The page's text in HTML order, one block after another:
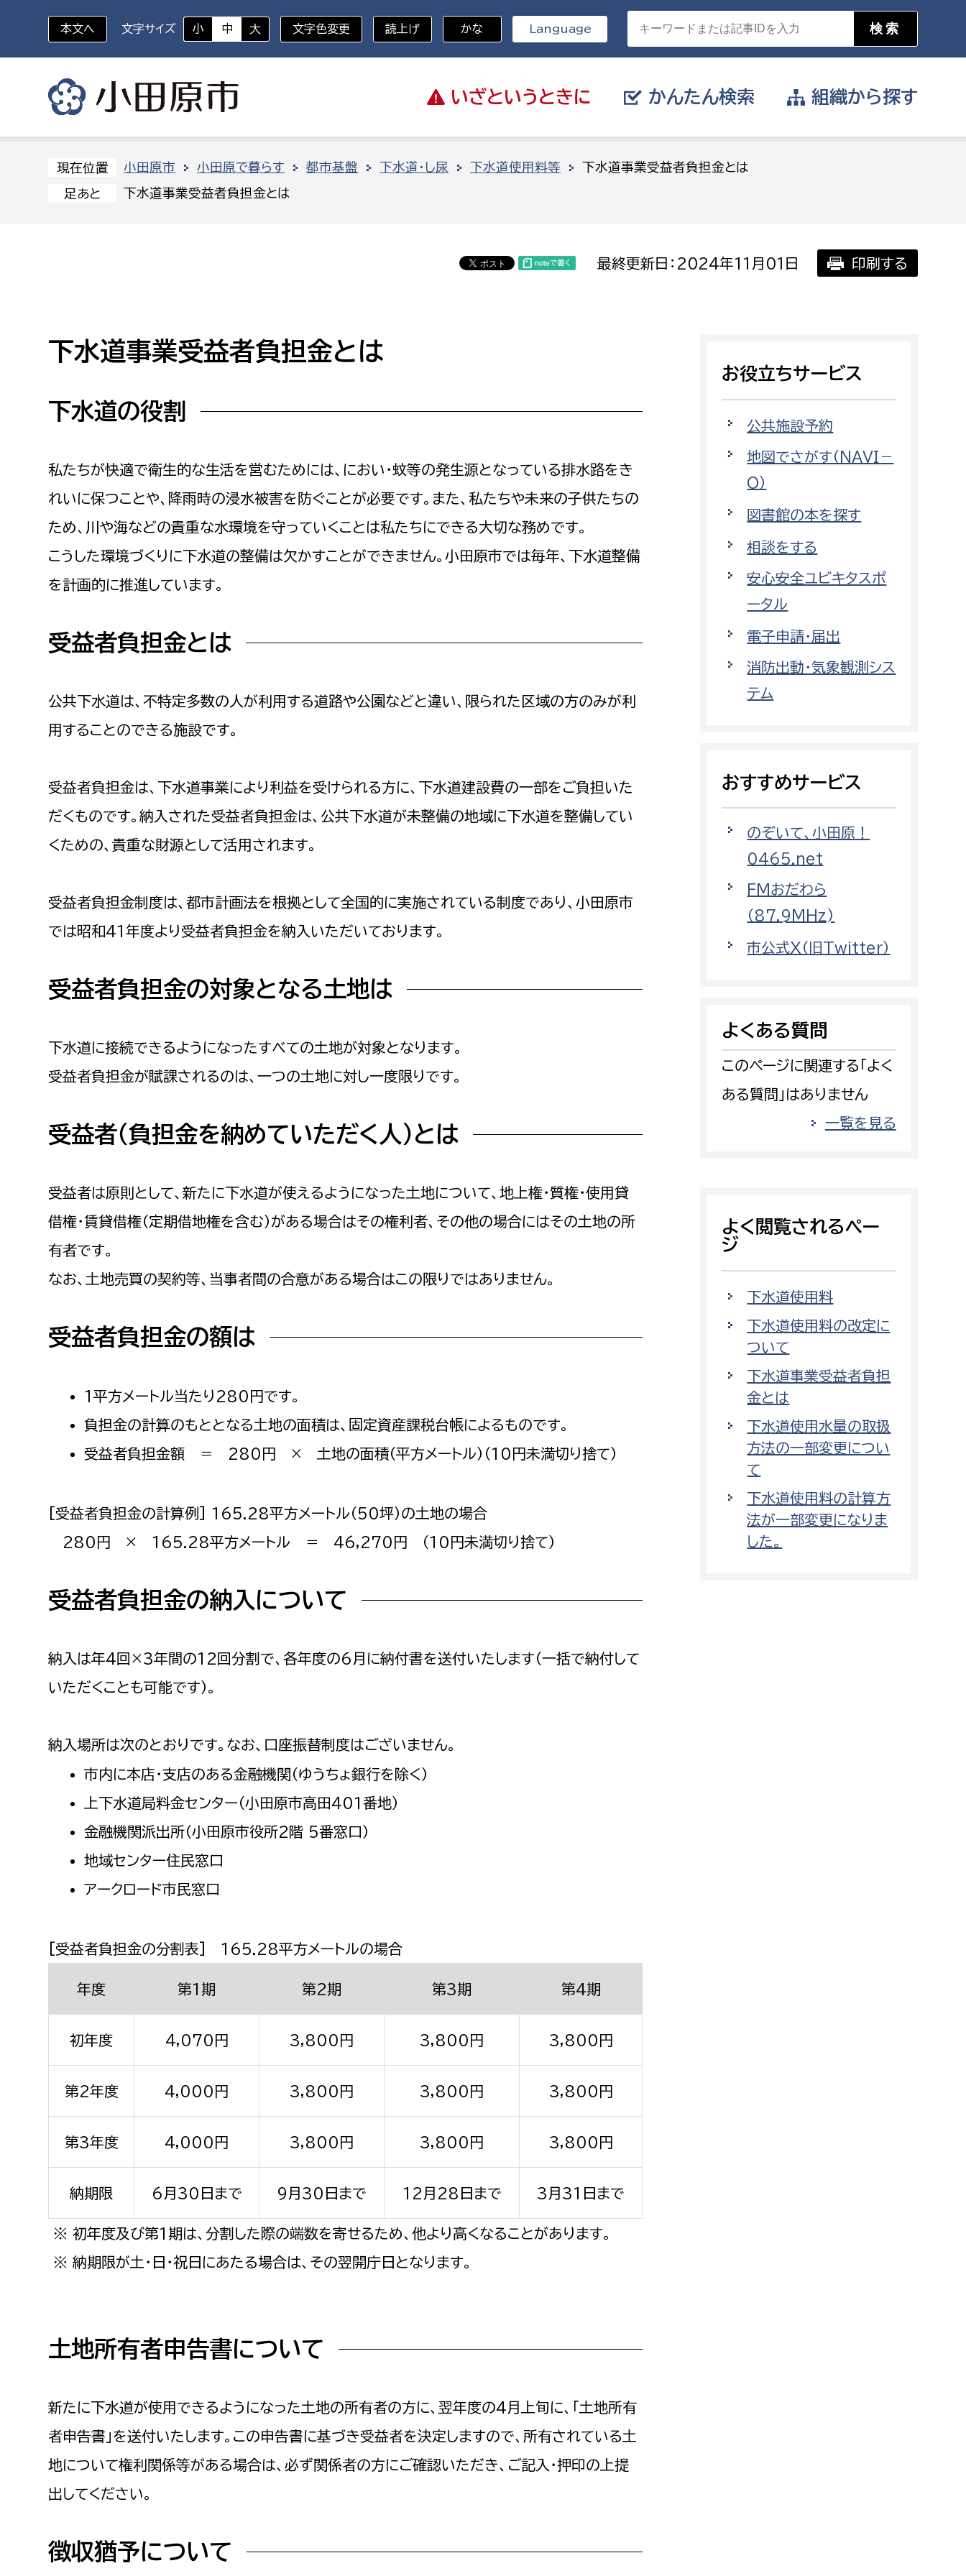
いざと いうときに
いざというときに
かんたん検索
対象者を選択
高校生・大学生など
妊産婦
高齢者
障がい者
傷病者
事業者
労働者
分野を選択
防災・安全
地域経済
都市基盤
文化・生涯学習
目的を選択
届け出や申請をしたい
支払いをしたい
働きたい
小田原のことを知りたい
イベント・講座などに参加したい
まちづくりに関わりたい
組織から探す
組織から探す
部に属さない室 企画部
職員課
市民部
地域政策課
人権・男女共同参画課
戸籍住民課
防災対策課
文化政策課
文化財課
図書館
スポーツ課
環境部
環境政策課
ゼロカーボン推進課
環境保護課
福祉政策課
高齢介護課
障がい福祉課
健康づくり課
保育課
農政課
都市政策課
建設部
建設政策課
土木管理課
道水路整備課
建築課
会計管理者
出納室
市立総合医療センター
病院管理局：施設用度課
消防総務課
予防課
警防計画課
情報司令課
警防第2課
上下水道局
給排水業務課
浄水管理課
教育部
保健給食課
監査事務局
監査事務局
農業委員会事務局 議会総務課
本文へ 文字サイズ 小 中 大 文字色変更 読上げ かな Language
現在位置 小田原市 小田原で暮らす 都市基盤 下水道・し尿 下水道使用料等 下水道事業受益者負担金とは
足あと 下水道事業受益者負担金とは
最終更新日：2024年11月01日 印刷する
下水道事業受益者負担金とは
下水道の役割
私たちが快適で衛生的な生活を営むためには、におい・蚊等の発生源となっている排水路をき
れいに保つことや、降雨時の浸水被害を防ぐことが必要です。また、私たちや未来の子供たちの
ため、川や海などの貴重な水環境を守っていくことは私たちにできる大切な務めです。
こうした環境づくりに下水道の整備は欠かすことができません。小田原市では毎年、下水道整備
を計画的に推進しています。
受益者負担金とは
公共下水道は、不特定多数の人が利用する道路や公園などと違い、限られた区域の方のみが利
用することのできる施設です。
受益者負担金は、下水道事業により利益を受けられる方に、下水道建設費の一部をご負担いた
だくものです。納入された受益者負担金は、公共下水道が未整備の地域に下水道を整備してい
くための、貴重な財源として活用されます。
受益者負担金制度は、都市計画法を根拠として全国的に実施されている制度であり、小田原市
では昭和41年度より受益者負担金を納入いただいております。
受益者負担金の対象となる土地は
下水道に接続できるようになったすべての土地が対象となります。
受益者負担金が賦課されるのは、一つの土地に対し一度限りです。
受益者（負担金を納めていただく人）とは
受益者は原則として、新たに下水道が使えるようになった土地について、地上権・質権・使用貸
借権・賃貸借権（定期借地権を含む）がある場合はその権利者、その他の場合にはその土地の所
有者です。
なお、土地売買の契約等、当事者間の合意がある場合はこの限りではありません。
受益者負担金の額は
1平方メートル当たり280円です。
負担金の計算のもととなる土地の面積は、固定資産課税台帳によるものです。
受益者負担金額 ＝ 280円 × 土地の面積（平方メートル）（10円未満切り捨て）
[受益者負担金の計算例] 165.28平方メートル（50坪）の土地の場合
280円 × 165.28平方メートル ＝ 46,270円 （10円未満切り捨て）
受益者負担金の納入について
納入は年4回×3年間の12回分割で、各年度の6月に納付書を送付いたします（一括で納付して
いただくことも可能です）。
納入場所は次のとおりです。なお、口座振替制度はございません。
市内に本店・支店のある金融機関（ゆうちょ銀行を除く）
上下水道局料金センター（小田原市高田401番地）
金融機関派出所（小田原市役所2階 5番窓口）
地域センター住民窓口
アークロード市民窓口
[受益者負担金の分割表] 165.28平方メートルの場合
年度 第1期 第2期 第3期 第4期
初年度 4,070円 3,800円 3,800円 3,800円
第2年度 4,000円 3,800円 3,800円 3,800円
第3年度 4,000円 3,800円 3,800円 3,800円
納期限 6月30日まで 9月30日まで 12月28日まで 3月31日まで
※ 初年度及び第1期は、分割した際の端数を寄せるため、他より高くなることがあります。
※ 納期限が土・日・祝日にあたる場合は、その翌開庁日となります。
土地所有者申告書について
新たに下水道が使用できるようになった土地の所有者の方に、翌年度の4月上旬に、「土地所有
者申告書」を送付いたします。この申告書に基づき受益者を決定しますので、所有されている土
地について権利関係等がある場合は、必ず関係者の方にご確認いただき、ご記入・押印の上提
出してください。
徴収猶予について
お役立ちサービス
公共施設予約
地図でさがす（NAVI－
O）
図書館の本を探す
相談をする
安心安全ユビキタスポ
ータル
電子申請・届出
消防出動・気象観測シス
テム
おすすめサービス
のぞいて、小田原！
0465.net
FMおだわら
（87.9MHz)
市公式X（旧Twitter）
よくある質問
このページに関連する「よく
ある質問」はありません
一覧を見る
よく閲覧されるペー
ジ
下水道使用料
下水道使用料の改定に
ついて
下水道事業受益者負担
金とは
下水道使用水量の取扱
方法の一部変更につい
て
下水道使用料の計算方
法が一部変更になりま
した。